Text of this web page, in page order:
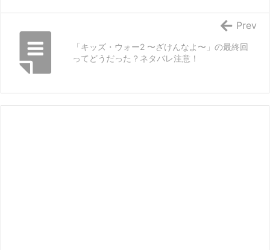
「キッズ・ウォー2 〜ざけんなよ〜」の最終回
ってどうだった？ネタバレ注意！
Prev